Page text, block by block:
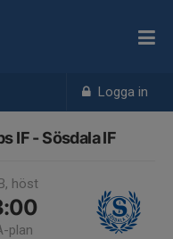
Logga in
IF - Sösdala IF
höst
plan